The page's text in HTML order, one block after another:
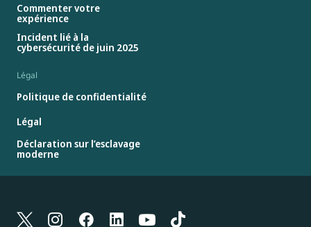
Commenter votre
expérience
Incident lié à la
cybersécurité de juin 2025
Légal
Politique de confidentialité
Légal
Déclaration sur l’esclavage
moderne